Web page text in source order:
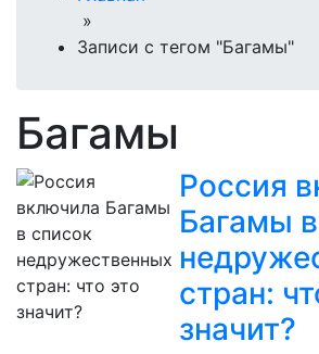
»
Записи с тегом "Багамы"
Багамы
Россия
Багамы
стран:
значит?